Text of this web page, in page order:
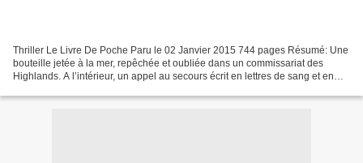
Thriller Le Livre De Poche Paru le 02 Janvier 2015 744 pages Résumé: Une
bouteille jetée à la mer, repêchée et oubliée dans un commissariat des
Highlands. A l’intérieur, un appel au secours écrit en lettres de sang et en